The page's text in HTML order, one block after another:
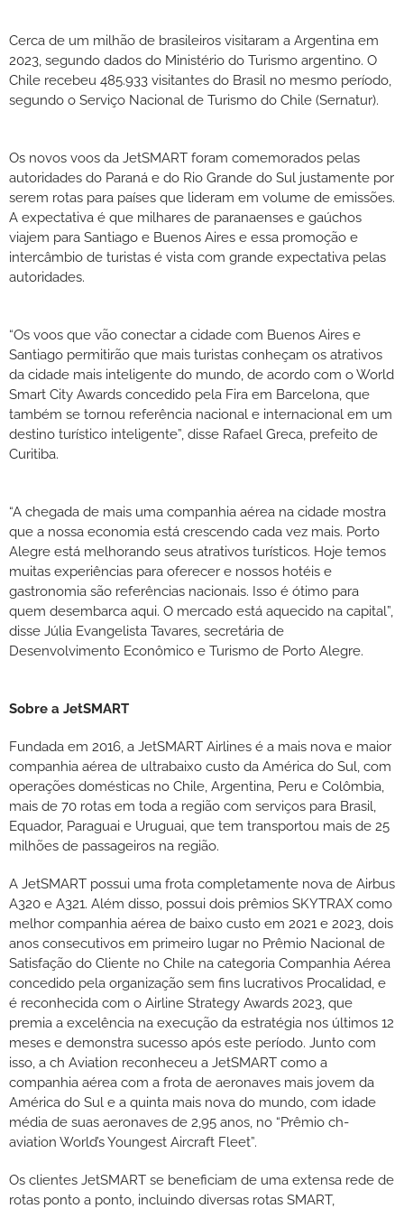
Cerca de um milhão de brasileiros visitaram a Argentina em
2023, segundo dados do Ministério do Turismo argentino. O
Chile recebeu 485.933 visitantes do Brasil no mesmo período,
segundo o Serviço Nacional de Turismo do Chile (Sernatur).
Os novos voos da JetSMART foram comemorados pelas
autoridades do Paraná e do Rio Grande do Sul justamente por
serem rotas para países que lideram em volume de emissões.
A expectativa é que milhares de paranaenses e gaúchos
viajem para Santiago e Buenos Aires e essa promoção e
intercâmbio de turistas é vista com grande expectativa pelas
autoridades.
“Os voos que vão conectar a cidade com Buenos Aires e
Santiago permitirão que mais turistas conheçam os atrativos
da cidade mais inteligente do mundo, de acordo com o World
Smart City Awards concedido pela Fira em Barcelona, que
também se tornou referência nacional e internacional em um
destino turístico inteligente”, disse Rafael Greca, prefeito de
Curitiba.
“A chegada de mais uma companhia aérea na cidade mostra
que a nossa economia está crescendo cada vez mais. Porto
Alegre está melhorando seus atrativos turísticos. Hoje temos
muitas experiências para oferecer e nossos hotéis e
gastronomia são referências nacionais. Isso é ótimo para
quem desembarca aqui. O mercado está aquecido na capital”,
disse Júlia Evangelista Tavares, secretária de
Desenvolvimento Econômico e Turismo de Porto Alegre.
Sobre a JetSMART
Fundada em 2016, a JetSMART Airlines é a mais nova e maior
companhia aérea de ultrabaixo custo da América do Sul, com
operações domésticas no Chile, Argentina, Peru e Colômbia,
mais de 70 rotas em toda a região com serviços para Brasil,
Equador, Paraguai e Uruguai, que tem transportou mais de 25
milhões de passageiros na região.
A JetSMART possui uma frota completamente nova de Airbus
A320 e A321. Além disso, possui dois prêmios SKYTRAX como
melhor companhia aérea de baixo custo em 2021 e 2023, dois
anos consecutivos em primeiro lugar no Prêmio Nacional de
Satisfação do Cliente no Chile na categoria Companhia Aérea
concedido pela organização sem fins lucrativos Procalidad, e
é reconhecida com o Airline Strategy Awards 2023, que
premia a excelência na execução da estratégia nos últimos 12
meses e demonstra sucesso após este período. Junto com
isso, a ch Aviation reconheceu a JetSMART como a
companhia aérea com a frota de aeronaves mais jovem da
América do Sul e a quinta mais nova do mundo, com idade
média de suas aeronaves de 2,95 anos, no “Prêmio ch-
aviation World’s Youngest Aircraft Fleet”.
Os clientes JetSMART se beneficiam de uma extensa rede de
rotas ponto a ponto, incluindo diversas rotas SMART,